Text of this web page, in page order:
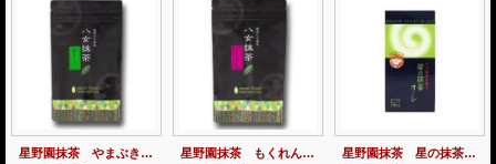
星野園抹茶 やまぶき100ｇ袋
星野園抹茶 もくれん100ｇ袋
星野園抹茶 星の抹茶オーレ